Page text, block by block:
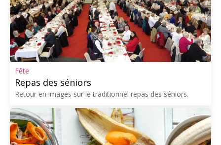
Fête
Repas des séniors
Retour en images sur le traditionnel repas des séniors.